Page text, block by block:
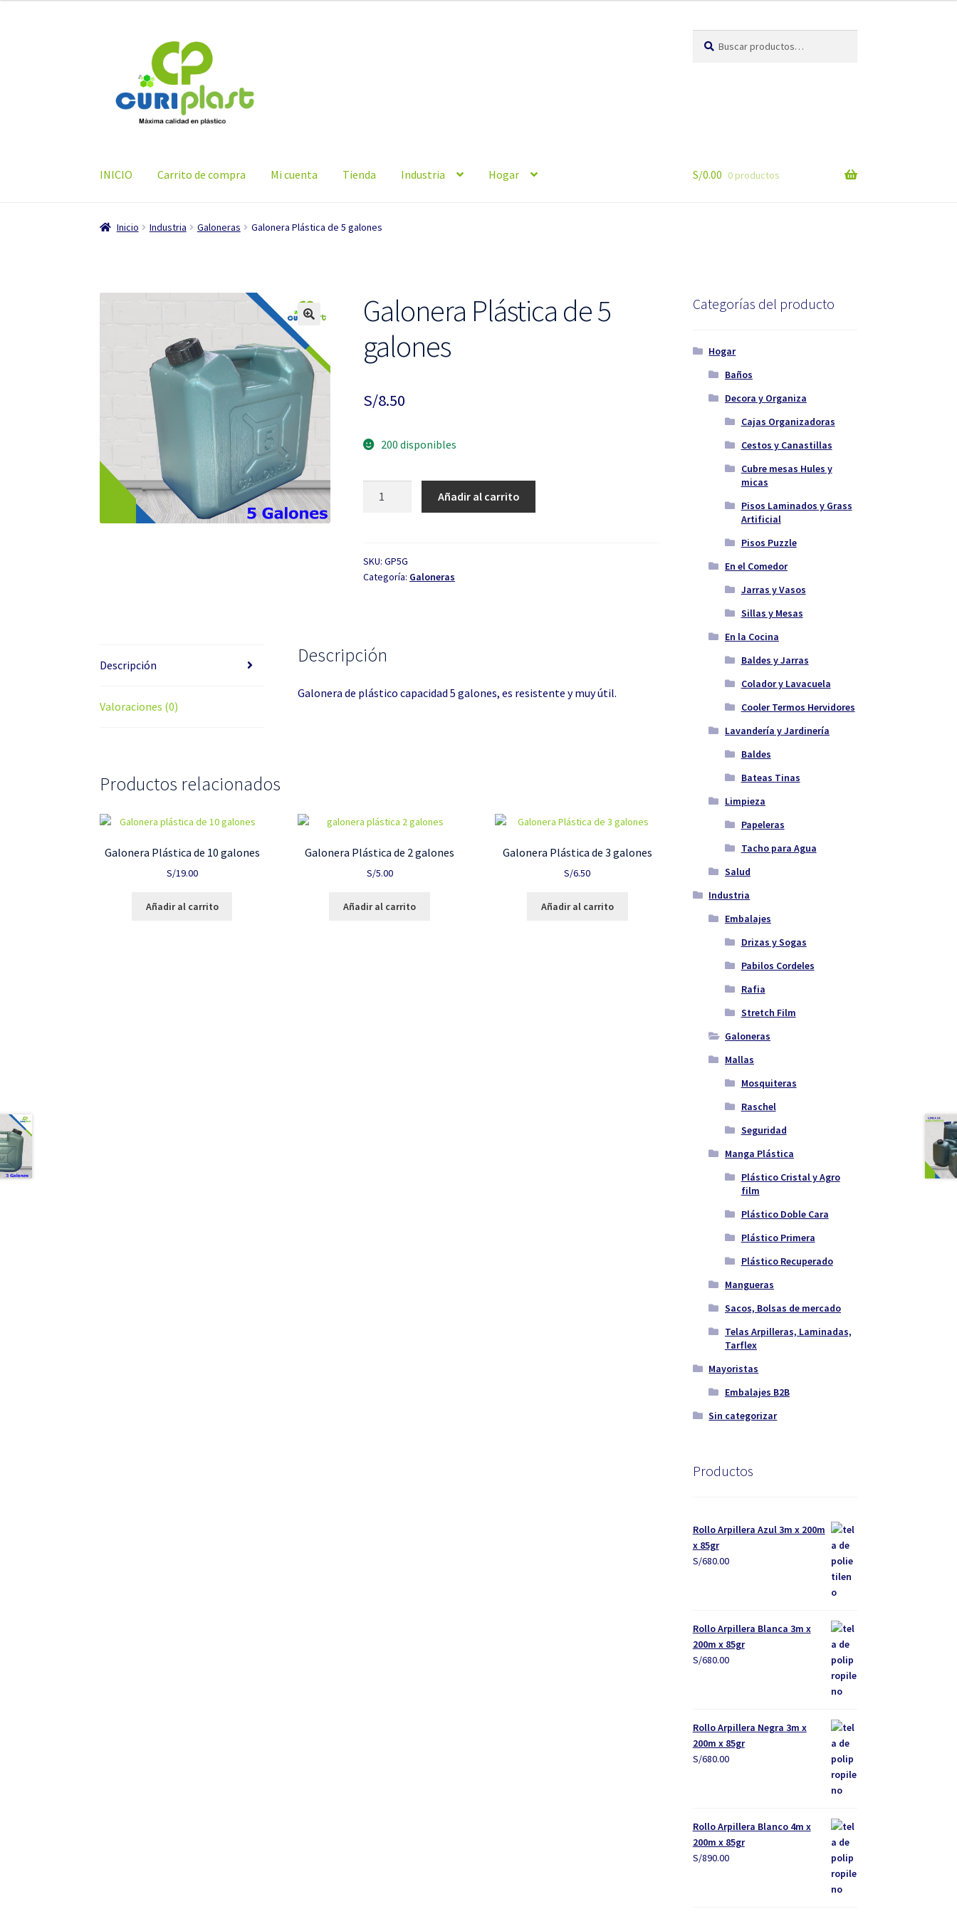
navegación
contenido
por:
INICIO Carrito de compra Mi cuenta Tienda Industria Hogar S/0.00 0 productos
Inicio Industria Galoneras Galonera Plástica de 5 galones
Galonera Plástica de 5
galones
S/8.50
200 disponibles
galones
cantidad
Añadir al carrito
SKU:GP5G
Categoría: Galoneras
Descripción
Valoraciones (0)
Descripción
Galonera de plástico capacidad 5 galones, es resistente y muy útil.
Productos relacionados
Galonera Plástica de 10 galones
S/19.00
Añadir al carrito
Galonera Plástica de 2 galones
S/5.00
Añadir al carrito
Galonera Plástica de 3 galones
S/6.50
Añadir al carrito
Categorías del producto
Hogar
Baños
Decora y Organiza
Cajas Organizadoras
Cestos y Canastillas
Cubre mesas Hules y
micas
Pisos Laminados y Grass
Artificial
Pisos Puzzle
En el Comedor
Jarras y Vasos
Sillas y Mesas
En la Cocina
Baldes y Jarras
Colador y Lavacuela
Cooler Termos Hervidores
Lavandería y Jardinería
Baldes
Bateas Tinas
Limpieza
Papeleras
Tacho para Agua
Salud
Industria
Embalajes
Drizas y Sogas
Pabilos Cordeles
Rafia
Stretch Film
Galoneras
Mallas
Mosquiteras
Raschel
Seguridad
Manga Plástica
Plástico Cristal y Agro
film
Plástico Doble Cara
Plástico Primera
Plástico Recuperado
Mangueras
Sacos, Bolsas de mercado
Telas Arpilleras, Laminadas,
Tarflex
Mayoristas
Embalajes B2B
Sin categorizar
Productos
Rollo Arpillera Azul 3m x 200m
x 85gr
S/680.00
Rollo Arpillera Blanca 3m x
200m x 85gr
S/680.00
Rollo Arpillera Negra 3m x
200m x 85gr
S/680.00
Rollo Arpillera Blanco 4m x
200m x 85gr
S/890.00